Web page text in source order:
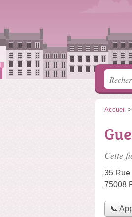
Accueil >
Cette
35 Rue
75008
📞